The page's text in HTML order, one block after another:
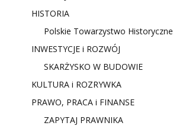
HISTORIA
Polskie Towarzystwo Historyczne
INWESTYCJE i ROZWÓJ
SKARŻYSKO W BUDOWIE
KULTURA i ROZRYWKA
PRAWO, PRACA i FINANSE
ZAPYTAJ PRAWNIKA